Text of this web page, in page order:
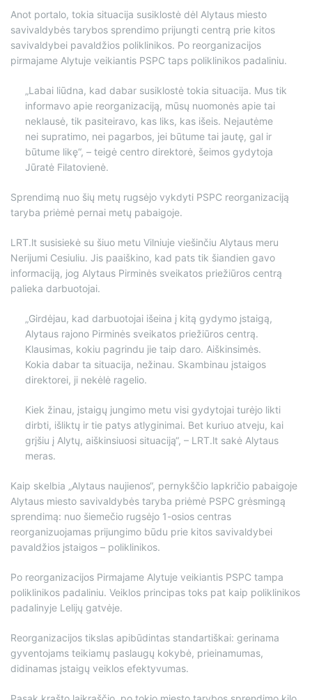
Anot portalo, tokia situacija susiklostė dėl Alytaus miesto
savivaldybės tarybos sprendimo prijungti centrą prie kitos
savivaldybei pavaldžios poliklinikos. Po reorganizacijos
pirmajame Alytuje veikiantis PSPC taps poliklinikos padaliniu.
„Labai liūdna, kad dabar susiklostė tokia situacija. Mus tik
informavo apie reorganizaciją, mūsų nuomonės apie tai
neklausė, tik pasiteiravo, kas liks, kas išeis. Nejautėme
nei supratimo, nei pagarbos, jei būtume tai jautę, gal ir
būtume likę“, – teigė centro direktorė, šeimos gydytoja
Jūratė Filatovienė.
Sprendimą nuo šių metų rugsėjo vykdyti PSPC reorganizaciją
taryba priėmė pernai metų pabaigoje.
LRT.lt susisiekė su šiuo metu Vilniuje viešinčiu Alytaus meru
Nerijumi Cesiuliu. Jis paaiškino, kad pats tik šiandien gavo
informaciją, jog Alytaus Pirminės sveikatos priežiūros centrą
palieka darbuotojai.
„Girdėjau, kad darbuotojai išeina į kitą gydymo įstaigą,
Alytaus rajono Pirminės sveikatos priežiūros centrą.
Klausimas, kokiu pagrindu jie taip daro. Aiškinsimės.
Kokia dabar ta situacija, nežinau. Skambinau įstaigos
direktorei, ji nekėlė ragelio.
Kiek žinau, įstaigų jungimo metu visi gydytojai turėjo likti
dirbti, išliktų ir tie patys atlyginimai. Bet kuriuo atveju, kai
grįšiu į Alytų, aiškinsiuosi situaciją“, – LRT.lt sakė Alytaus
meras.
Kaip skelbia „Alytaus naujienos“, pernykščio lapkričio pabaigoje
Alytaus miesto savivaldybės taryba priėmė PSPC grėsmingą
sprendimą: nuo šiemečio rugsėjo 1-osios centras
reorganizuojamas prijungimo būdu prie kitos savivaldybei
pavaldžios įstaigos – poliklinikos.
Po reorganizacijos Pirmajame Alytuje veikiantis PSPC tampa
poliklinikos padaliniu. Veiklos principas toks pat kaip poliklinikos
padalinyje Lelijų gatvėje.
Reorganizacijos tikslas apibūdintas standartiškai: gerinama
gyventojams teikiamų paslaugų kokybė, prieinamumas,
didinamas įstaigų veiklos efektyvumas.